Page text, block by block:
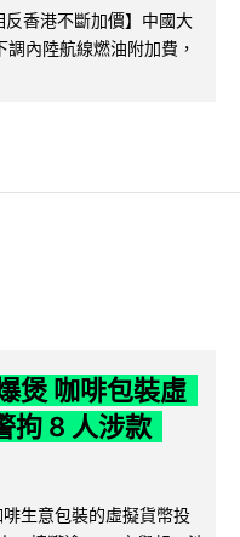
反香港不斷加價】中國大
內陸航線燃油附加費，
煲 咖啡包裝虛
拘 8 人涉款
生意包裝的虛擬貨幣投